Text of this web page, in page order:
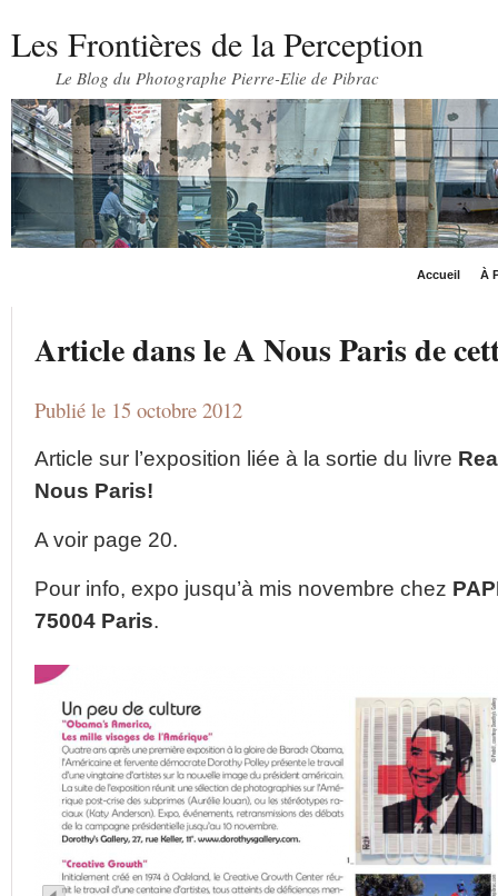
Les Frontières de la Perception
Le Blog du Photographe Pierre-Elie de Pibrac
Accueil À
Article dans le A Nous Paris de
Publié le 15 octobre 2012
Article sur l’exposition liée à la sortie du livre
Nous Paris!
A voir page 20.
Pour info, expo jusqu’à mis novembre chez
75004 Paris.